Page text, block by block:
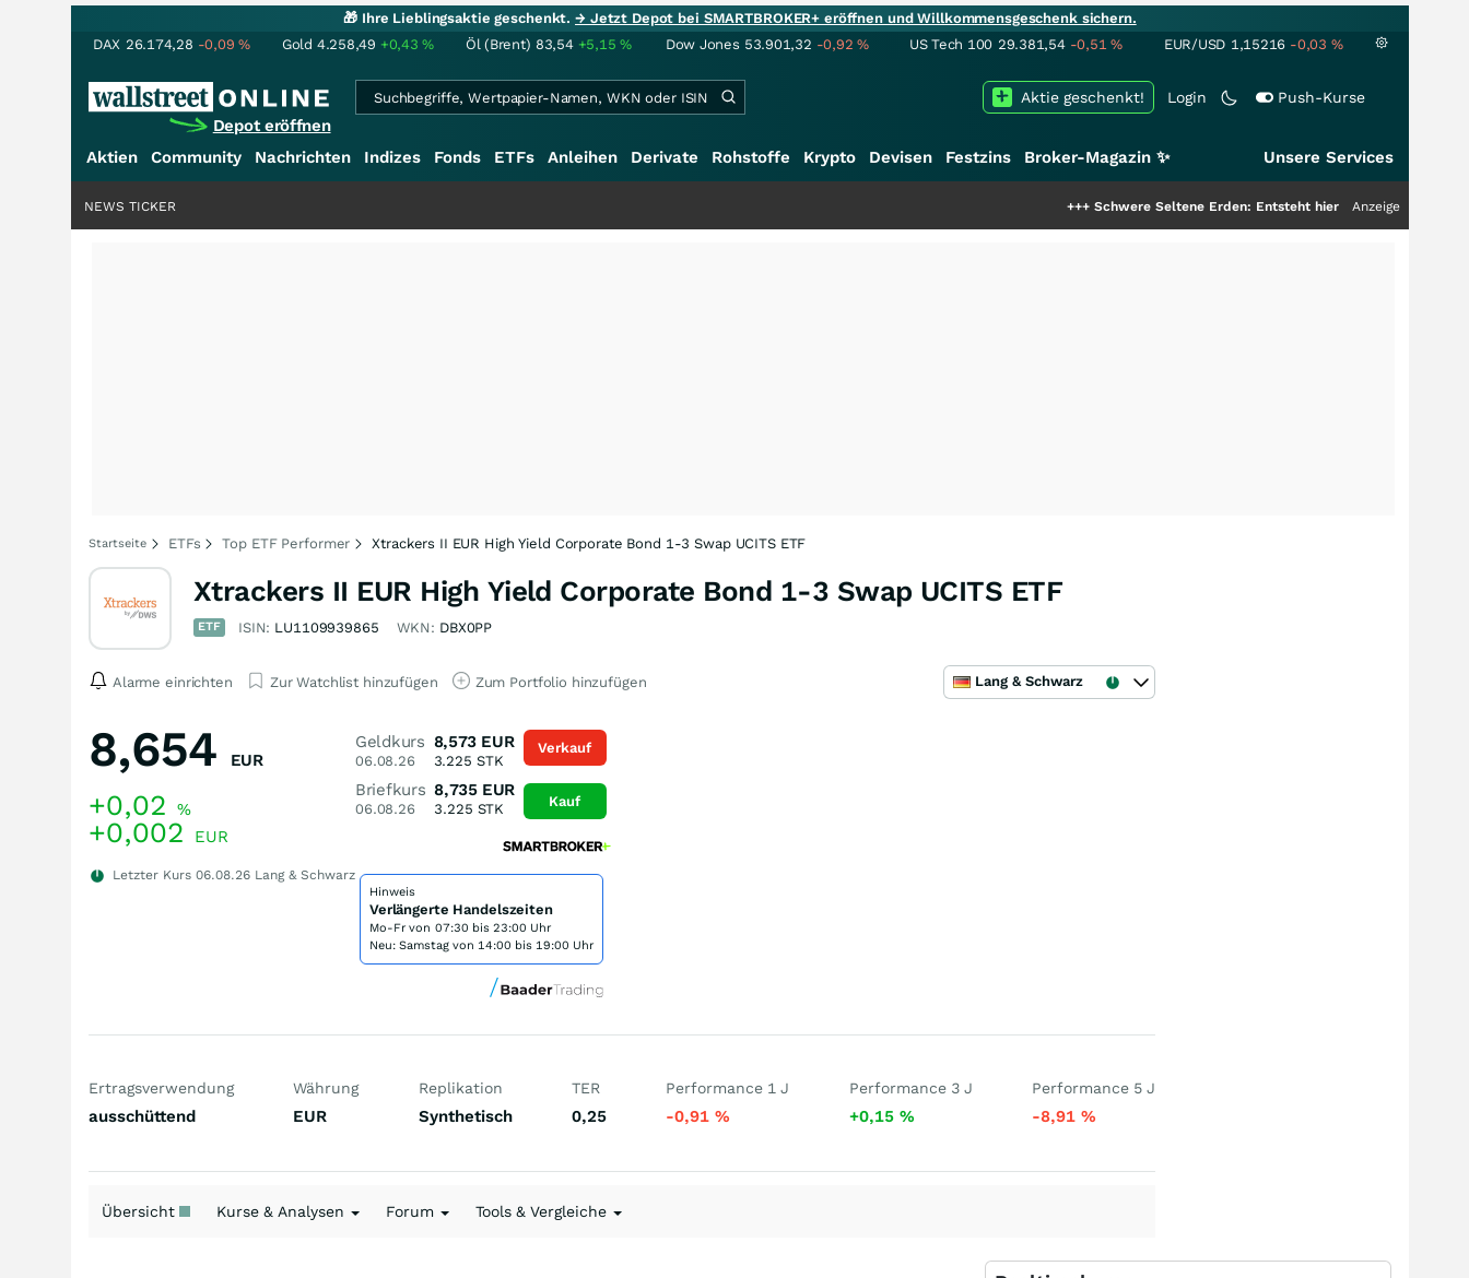
🎁 Ihre Lieblingsaktie geschenkt.→ Jetzt Depot bei SMARTBROKER+ eröffnen und Willkommensgeschenk sichern.
DAX 26.174,28 -0,09% Gold 4.258,49 +0,43% Öl (Brent) 83,54 +5,15% Dow Jones 53.901,32 -0,92% US Tech 100 29.381,54 -0,51% EUR/USD 1,15216 -0,03 %
Depot eröffnen
Login Push-Kurse
Aktie geschenkt!
Aktien Community Nachrichten Indizes Fonds ETFs Anleihen Derivate Rohstoffe Krypto Devisen Festzins Broker-Magazin ✨ Unsere Services
Schwere Seltene Erden: Entsteht hier die nächste Milliardenstory?
Anzeige
NEWS TICKER
Startseite ETFs Top ETF Performer Xtrackers II EUR High Yield Corporate Bond 1-3 Swap UCITS ETF
Xtrackers II EUR High Yield Corporate Bond 1-3 Swap UCITS ETF
ETF ISIN: LU1109939865 WKN: DBX0PP
Alarme einrichten Zur Watchlist hinzufügen Zum Portfolio hinzufügen Lang & Schwarz
8,654 EUR
+0,02 %
+0,002 EUR
Letzter Kurs 06.08.26 Lang & Schwarz
Geldkurs
06.08.26
8,573 EUR
3.225 STK
Briefkurs
06.08.26
8,735 EUR
3.225 STK
Verkauf
Kauf
Hinweis
Verlängerte Handelszeiten
Mo-Fr von 07:30 bis 23:00 Uhr
Neu: Samstag von 14:00 bis 19:00 Uhr
Ertragsverwendung
ausschüttend
Währung
EUR
Replikation
Synthetisch
TER
0,25
Performance 1 J
-0,91%
Performance 3 J
+0,15 %
Performance 5 J
-8,91 %
Übersicht Kurse & Analysen Forum Tools & Vergleiche